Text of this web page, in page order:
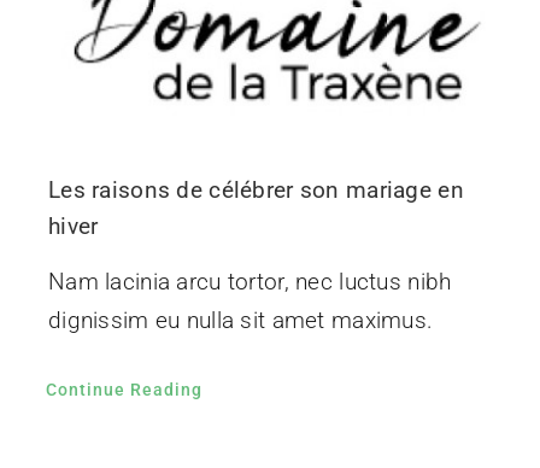
Les raisons de célébrer son mariage en
hiver
Nam lacinia arcu tortor, nec luctus nibh
dignissim eu nulla sit amet maximus.
Continue Reading